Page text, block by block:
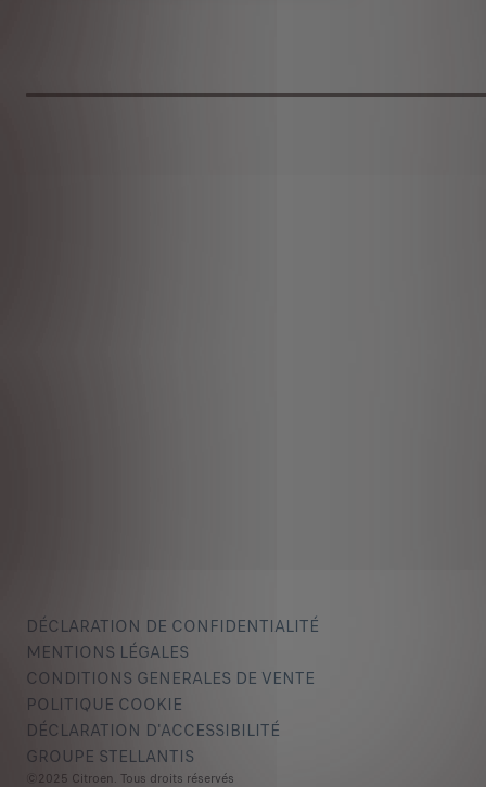
DÉCLARATION DE CONFIDENTIALITÉ
MENTIONS LÉGALES
CONDITIONS GENERALES DE VENTE
POLITIQUE COOKIE
DÉCLARATION D'ACCESSIBILITÉ
GROUPE STELLANTIS
©2025 Citroen. Tous droits réservés